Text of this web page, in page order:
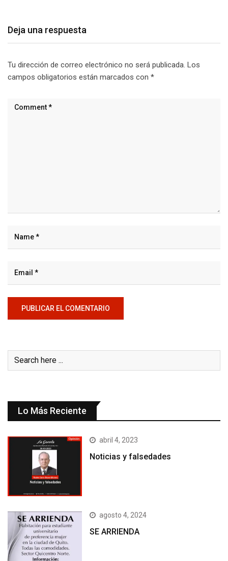
Deja una respuesta
Tu dirección de correo electrónico no será publicada. Los
campos obligatorios están marcados con *
Lo Más Reciente
abril 4, 2023
Noticias y falsedades
agosto 4, 2024
SE ARRIENDA